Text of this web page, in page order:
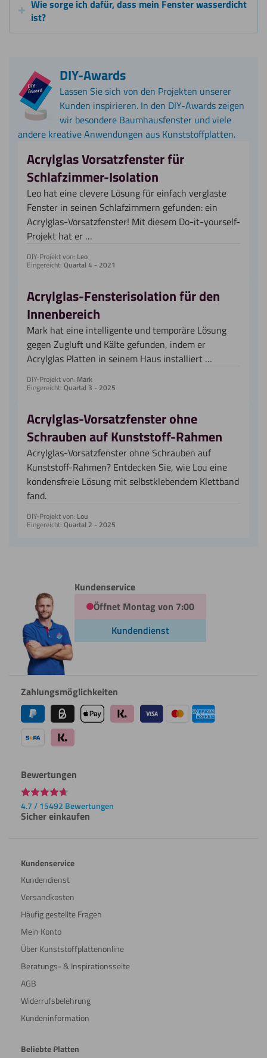
Wie sorge ich dafür, dass mein Fenster wasserdicht
ist?
DIY-Awards
Lassen Sie sich von den Projekten unserer
Kunden inspirieren. In den DIY-Awards zeigen
wir besondere Baumhausfenster und viele
andere kreative Anwendungen aus Kunststoffplatten.
Acrylglas Vorsatzfenster für
Schlafzimmer-Isolation
Leo hat eine clevere Lösung für einfach verglaste
Fenster in seinen Schlafzimmern gefunden: ein
Acrylglas-Vorsatzfenster! Mit diesem Do-it-yourself-
Projekt hat er …
DIY-Projekt von: Leo
Eingereicht: Quartal 4 - 2021
Acrylglas-Fensterisolation für den
Innenbereich
Mark hat eine intelligente und temporäre Lösung
gegen Zugluft und Kälte gefunden, indem er
Acrylglas Platten in seinem Haus installiert …
DIY-Projekt von: Mark
Eingereicht: Quartal 3 - 2025
Acrylglas-Vorsatzfenster ohne
Schrauben auf Kunststoff-Rahmen
Acrylglas-Vorsatzfenster ohne Schrauben auf
Kunststoff-Rahmen? Entdecken Sie, wie Lou eine
kondensfreie Lösung mit selbstklebendem Klettband
fand.
DIY-Projekt von: Lou
Eingereicht: Quartal 2 - 2025
Kundenservice
Öffnet Montag von 7:00
Kundendienst
Zahlungsmöglichkeiten
Bewertungen
4.7 / 15492 Bewertungen
Sicher einkaufen
Kundenservice
Kundendienst
Versandkosten
Häufig gestellte Fragen
Mein Konto
Über Kunststoffplattenonline
Beratungs- & Inspirationsseite
AGB
Widerrufsbelehrung
Kundeninformation
Beliebte Platten